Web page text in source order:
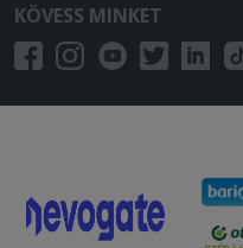
KÖVESS MINKET